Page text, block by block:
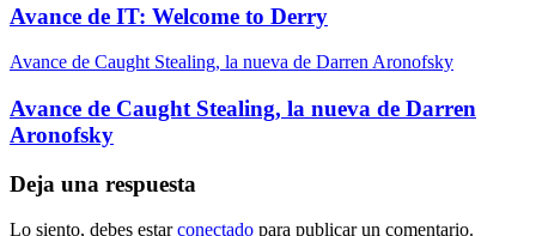
Avance de IT: Welcome to Derry
Avance de Caught Stealing, la nueva de Darren Aronofsky
Avance de Caught Stealing, la nueva de Darren
Aronofsky
Deja una respuesta
Lo siento, debes estarconectado para publicar un comentario.